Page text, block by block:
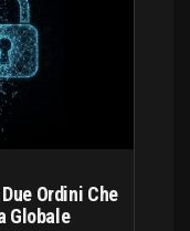
Ordini Che
Globale